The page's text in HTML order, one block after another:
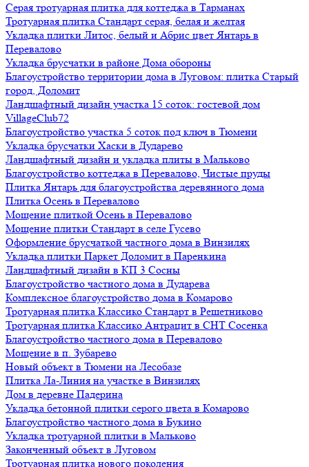
Серая тротуарная плитка для коттеджа в Тарманах
Тротуарная плитка Стандарт серая, белая и желтая
Укладка плитки Литос, белый и Абрис цвет Янтарь в
Перевалово
Укладка брусчатки в районе Дома обороны
Благоустройство территории дома в Луговом: плитка Старый
город, Доломит
Ландшафтный дизайн участка 15 соток: гостевой дом
VillageClub72
Благоустройство участка 5 соток под ключ в Тюмени
Укладка брусчатки Хаски в Дударево
Ландшафтный дизайн и укладка плиты в Мальково
Благоустройство коттеджа в Перевалово, Чистые пруды
Плитка Янтарь для благоустройства деревянного дома
Плитка Осень в Перевалово
Мощение плиткой Осень в Перевалово
Мощение плитки Стандарт в селе Гусево
Оформление брусчаткой частного дома в Винзилях
Укладка плитки Паркет Доломит в Паренкина
Ландшафтный дизайн в КП 3 Сосны
Благоустройство частного дома в Дударева
Комплексное благоустройство дома в Комарово
Тротуарная плитка Классико Стандарт в Решетниково
Тротуарная плитка Классико Антрацит в СНТ Сосенка
Благоустройство частного дома в Перевалово
Мощение в п. Зубарево
Новый объект в Тюмени на Лесобазе
Плитка Ла-Линия на участке в Винзилях
Дом в деревне Падерина
Укладка бетонной плитки серого цвета в Комарово
Благоустройство частного дома в Букино
Укладка тротуарной плитки в Мальково
Законченный объект в Луговом
Тротуарная плитка нового поколения